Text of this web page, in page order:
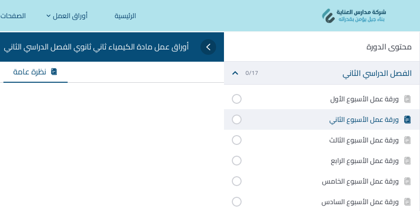
content
الرئيسية أوراق العمل الصفحات
محتوى الدورة
الفصل الدراسي الثاني
0/17
ورقة عمل الأسبوع الأول
ورقة عمل الأسبوع الثاني
ورقة عمل الأسبوع الثالث
ورقة عمل الأسبوع الرابع
ورقة عمل الأسبوع الخامس
ورقة عمل الأسبوع السادس
أوراق عمل مادة الكيمياء ثاني ثانوي الفصل الدراسي الثاني
نظرة عامة